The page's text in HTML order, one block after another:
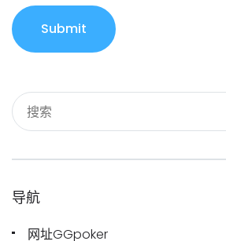
Submit
导航
网址GGpoker